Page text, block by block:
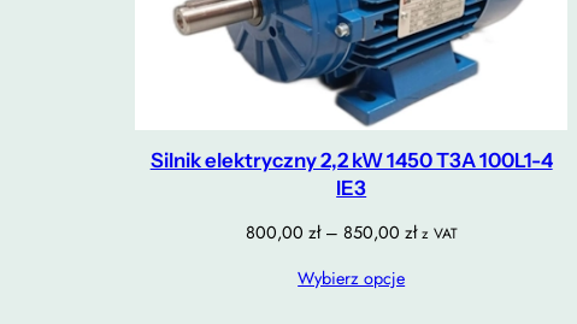
Silnik elektryczny 2,2 kW 1450 T3A 100L1-4
IE3
800,00 zł – 850,00 złZakres
z VAT
Wybierz opcje